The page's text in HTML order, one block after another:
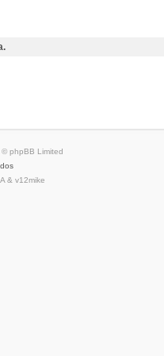
phpBB Limited
& v12mike